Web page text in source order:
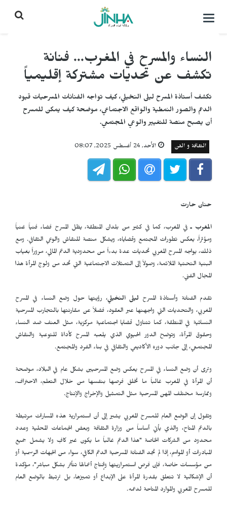
التحكم
النساء والمسرح في المغرب... فنانة
تكشف عن تحديات مشتركة إقليمياً
تكشف أستاذة المسرح ليلى النخيلي، كيف تواجه الفنانات المسرحيات قيود
الدعم والصور النمطية والواقع الاجتماعي، موضحة كيف يمكن للمسرح
أن يصبح منصة للتغيير والوعي المجتمعي.
الثقافة و الفن الأحد, 24 أغسطس 2025, 08:07
حنان حارت
المغرب ـ في المغرب، كما في كثير من بلدان المنطقة، يظل المسرح فضاء فنياً غنياً
ومؤثراً، يعكس تطورات المجتمع وقضاياه، ويشكل منصة للنقاش والوعي الثقافي. ومع
ذلك، يواجه المسرح المغربي تحديات عدة بدءاً من محدودية الدعم المالي، مروراً بغياب
البنية التحتية الملائمة، وصولاً إلى التمثلات الاجتماعية التي تحد من ولوج المرأة هذا
المجال الفني.
تقدم الفنانة وأستاذة المسرح ليلى النخيلي، رؤيتها حول وضع النساء في المسرح
المغربي، والتحديات التي واجهنها عبر العقود، فضلاً عن مقارنتها بالتجارب المسرحية
النسائية في المنطقة، كما تتناول قضايا اجتماعية مركزية، مثل العنف ضد النساء
وحقوق المرأة، وتوضح الدور الحيوي الذي يلعبه المسرح كأداة للتوعية والنقاش
المجتمعي، إلى جانب دوره الأكاديمي والثقافي في بناء الفرد والمجتمع.
وترى أن وضع النساء في المسرح يعكس وضع المسرحيين بشكل عام في البلاد، موضحة
أن المرأة في المغرب غالباً ما تخلق فرصها بنفسها من خلال التعلم، الاحتراف،
وممارسة مختلف المهن المسرحية مثل التمثيل والإخراج والإنتاج.
وتقول إن الوضع العام للمسرح المغربي يشير إلى أن استمرارية هذه المسارات مرتبطة
بالدعم المتاح، والذي يأتي أساساً من وزارة الثقافة وبعض الجماعات المحلية وعدد
محدود من الشركات الخاصة "هذا الدعم غالباً ما يكون غير كافٍ ولا يشمل جميع
المبادرات أو المواسم، إذا لم تجد الفنانة المسرحية الدعم الكافي، سواء من الجهات الرسمية أو
من مؤسسات خاصة، فإن فرص استمراريتها وإنتاج أعمالها تتأثر بشكل مباشر"، مؤكدة
أن الإشكالية لا تتعلق بقدرة المرأة على الإبداع أو تميزها، بل ترتبط بالوضع العام
للمسرح المغربي والموارد المتاحة لدعمه.